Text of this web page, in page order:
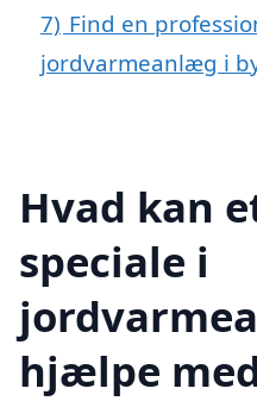
7) Find en
jordvarmeanlæg i
Hvad kan
speciale i
hjælpe